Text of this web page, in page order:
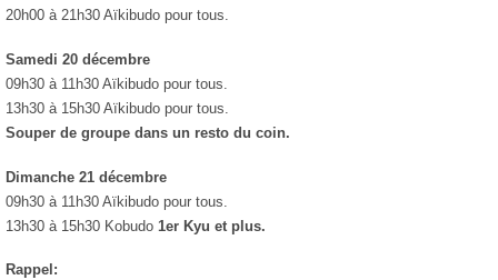
20h00 à 21h30 Aïkibudo pour tous.
Samedi 20 décembre
09h30 à 11h30 Aïkibudo pour tous.
13h30 à 15h30 Aïkibudo pour tous.
Souper de groupe dans un resto du coin.
Dimanche 21 décembre
09h30 à 11h30 Aïkibudo pour tous.
13h30 à 15h30 Kobudo 1er Kyu et plus.
Rappel: